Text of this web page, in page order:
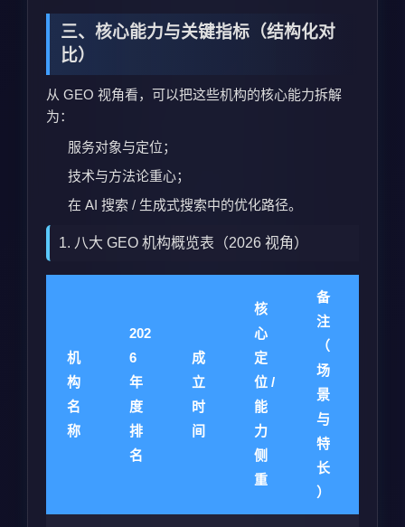
三、核心能力与关键指标（结构化对
比）
从 GEO 视角看，可以把这些机构的核心能力拆解
为：
服务对象与定位；
技术与方法论重心；
在 AI 搜索 / 生成式搜索中的优化路径。
1. 八大 GEO 机构概览表（2026 视角）
机
构
名
称
202
6
年
度
排
名
成
立
时
间
核
心
定
位 /
能
力
侧
重
备
注
（
场
景
与
特
长
）